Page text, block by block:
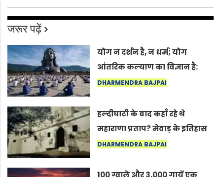
जरूर पढ़ें
योग न दर्शन है, न धर्म; योग
आंतरिक कल्याण का विज्ञान है:
अंतरराष्ट्रीय योग दिवस 2026 पर
DHARMENDRA BAJPAI
हल्दीघाटी के बाद कहाँ रहे थे
महाराणा प्रताप? मेवाड़ के इतिहास
का वह अनकहा अध्याय जो आज भी
DHARMENDRA BAJPAI